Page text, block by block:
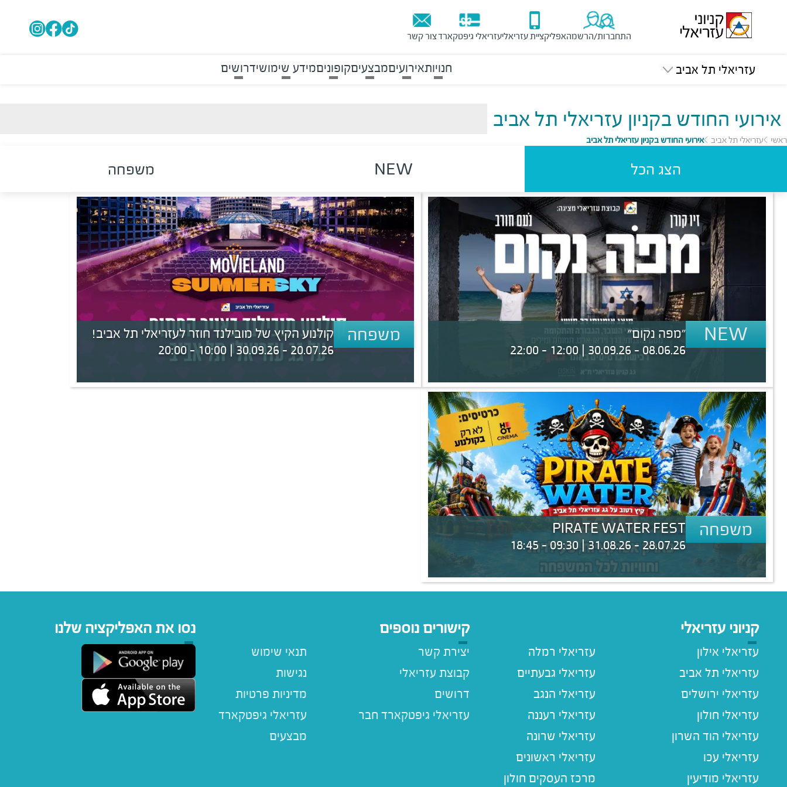
התחברות/הרשמהאפליקציית עזריאליעזריאלי גיפטקארדצור קשר
עזריאלי תל אביב חנויותאירועיםמבצעיםקופוניםמידע שימושידרושים
אירועי החודש בקניון עזריאלי תל אביב
ראשי עזריאלי תל אביב אירועי החודש בקניון עזריאלי תל אביב
הצג הכל NEW משפחה
NEW
"מפה נקום"
08.06.26 - 30.09.26 | 12:00 - 22:00
משפחה
קולנוע הקיץ של מובילנד חוזר לעזריאלי תל אביב!
20.07.26 - 30.09.26 | 10:00 - 20:00
משפחה
PIRATE WATER FEST
28.07.26 - 31.08.26 | 09:30 - 18:45
קניוני עזריאלי
עזריאלי אילון
עזריאלי תל אביב
עזריאלי ירושלים
עזריאלי חולון
עזריאלי הוד השרון
עזריאלי עכו
עזריאלי מודיעין
עזריאלי רמלה
עזריאלי גבעתיים
עזריאלי הנגב
עזריאלי רעננה
עזריאלי שרונה
עזריאלי ראשונים
מרכז העסקים חולון
קישורים נוספים
תנאי שימוש
נגישות
מדיניות פרטיות
עזריאלי גיפטקארד
מבצעים
יצירת קשר
קבוצת עזריאלי
דרושים
נסו את האפליקציה שלנו